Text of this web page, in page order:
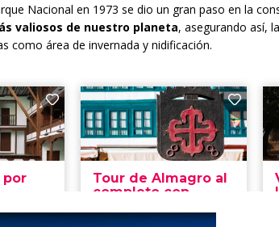
Nacional en 1973 se dio un gran paso en la
valiosos de nuestro planeta, asegurando así,
como área de invernada y nidificación.